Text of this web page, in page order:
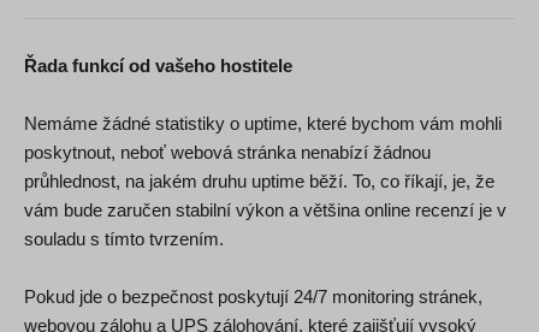
Řada funkcí od vašeho hostitele
Nemáme žádné statistiky o uptime, které bychom vám mohli
poskytnout, neboť webová stránka nenabízí žádnou
průhlednost, na jakém druhu uptime běží. To, co říkají, je, že
vám bude zaručen stabilní výkon a většina online recenzí je v
souladu s tímto tvrzením.
Pokud jde o bezpečnost poskytují 24/7 monitoring stránek,
webovou zálohu a UPS zálohování, které zajišťují vysoký